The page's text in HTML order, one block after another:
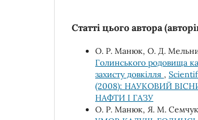
Статті цього автора
О. Р. Манюк, О. Д.
Голинського родовища
захисту довкілля ,
(2008): НАУКОВИЙ
НАФТИ І ГАЗУ
О. Р. Манюк, Я. М.